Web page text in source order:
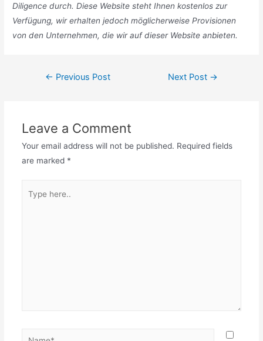
Diligence durch. Diese Website steht Ihnen kostenlos zur
Verfügung, wir erhalten jedoch möglicherweise Provisionen
von den Unternehmen, die wir auf dieser Website anbieten.
Post← Previous Post Next Post →
Leave a Comment
Your email address will not be published. Required fields
are marked *
here..
Name*